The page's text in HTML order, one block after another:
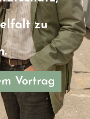
zu
Vortrag